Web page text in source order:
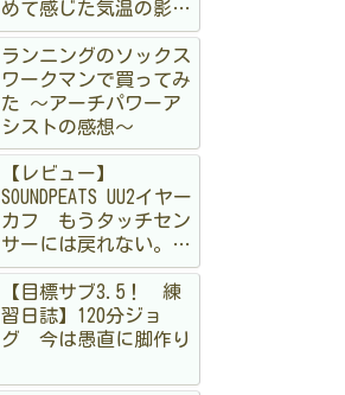
めて感じた気温の影
響〜
ランニングのソックス
ワークマンで買ってみ
た 〜アーチパワーア
シストの感想〜
【レビュー】
SOUNDPEATS UU2イヤー
カフ もうタッチセン
サーには戻れない。走
る私が「物理ボタン」
に狂喜乱舞した理由
【目標サブ3.5！ 練
習日誌】120分ジョ
グ 今は愚直に脚作り